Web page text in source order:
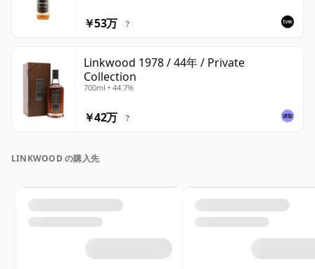
￥53万 ?
Linkwood 1978 / 44年 / Private
Collection
700ml • 44.7%
￥42万 ?
LINKWOOD の購入先